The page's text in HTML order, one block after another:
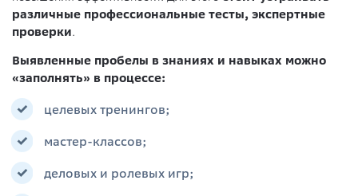
различные профессиональные тесты, экспертные
проверки.
Выявленные пробелы в знаниях и навыках можно
«заполнять» в процессе:
целевых тренингов;
мастер-классов;
деловых и ролевых игр;